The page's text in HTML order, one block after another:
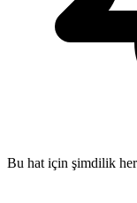
Bu hat için şimdilik